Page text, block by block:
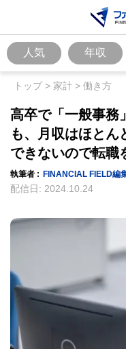
人気 年収
トップ> 家計 > 働き方
高卒で「一般事務
も、月収はほと
できないので転職
執筆者 : FINANCIAL FIELD編
配信日: 2024.10.24